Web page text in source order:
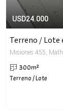
USD24.000
Misiones 455, Math
300m²
Terreno / Lote